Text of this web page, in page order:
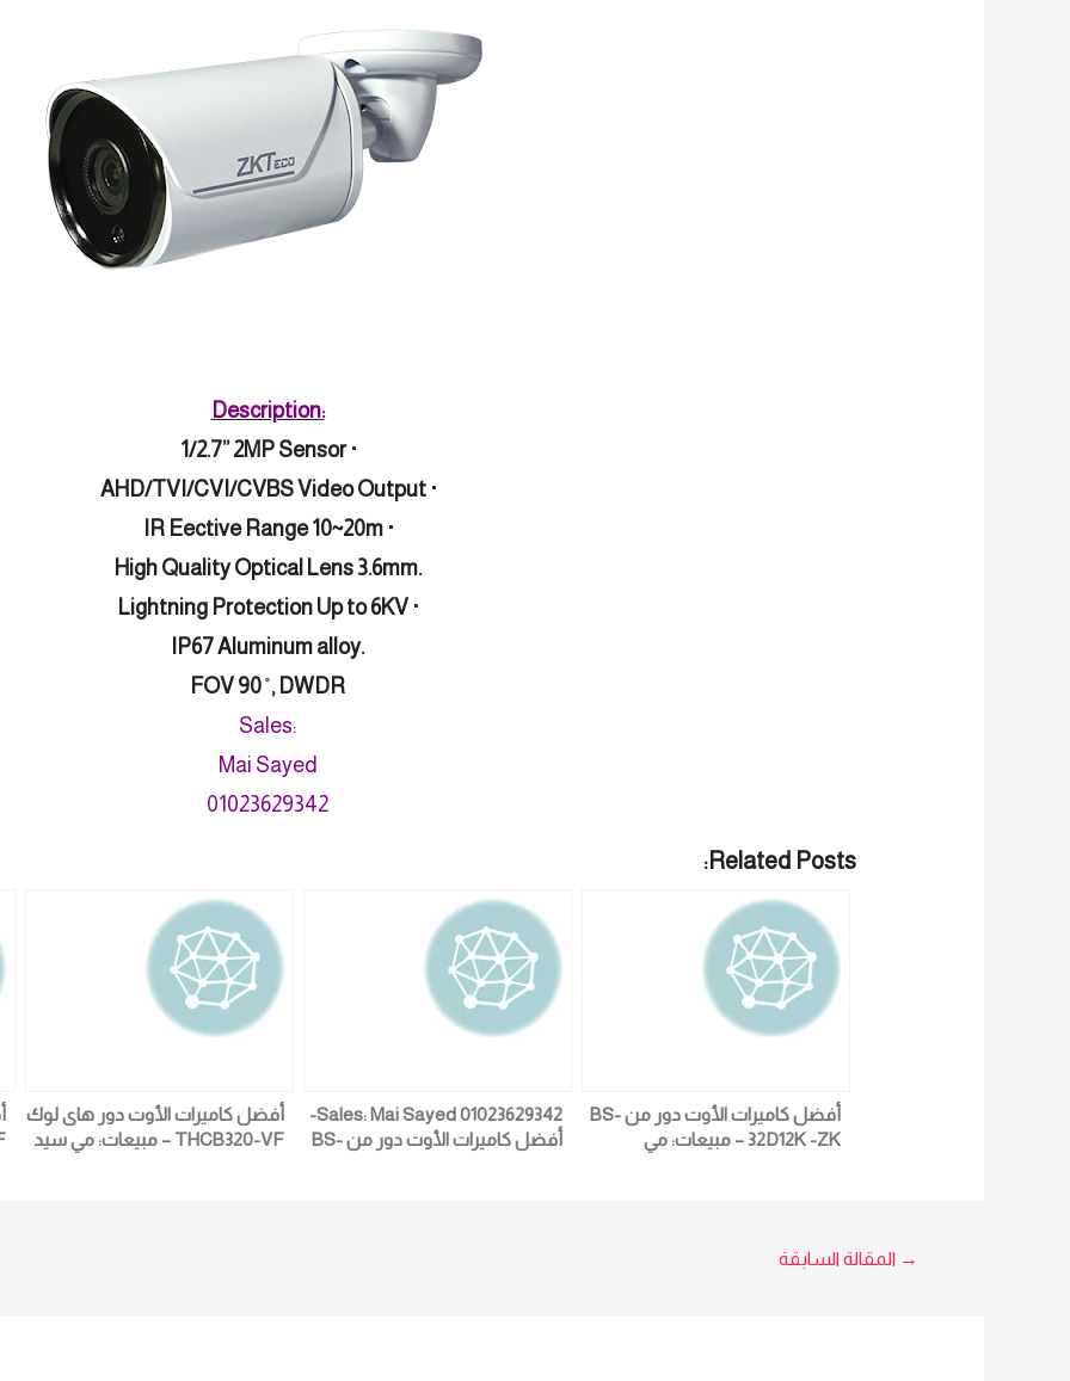
Description:
1/2.7” 2MP Sensor ·
AHD/TVI/CVI/CVBS Video Output ·
IR Eective Range 10~20m ·
High Quality Optical Lens 3.6mm.
Lightning Protection Up to 6KV ·
IP67 Aluminum alloy.
FOV 90 ̊ , DWDR
Sales:
Mai Sayed
01023629342
Related Posts:
أفضل كاميرات الأوت دور من BS-
32D12K -ZK – مبيعات: مي
Sales: Mai Sayed 01023629342-
أفضل كاميرات الأوت دور من BS-
أفضل كاميرات الأوت دور هاى لوك
THCB320-VF – مبيعات: مي سيد
تصفّح
→ المقالة السابقة